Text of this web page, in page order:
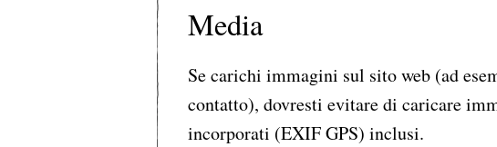
Media
Se carichi immagini sul sito web (ad
contatto), dovresti evitare di caricare
incorporati (EXIF GPS) inclusi.